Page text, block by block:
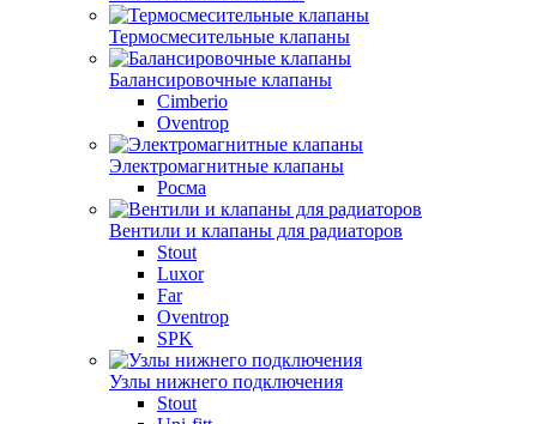
Термосмесительные клапаны
Балансировочные клапаны
Cimberio
Oventrop
Электромагнитные клапаны
Росма
Вентили и клапаны для радиаторов
Stout
Luxor
Far
Oventrop
SPK
Узлы нижнего подключения
Stout